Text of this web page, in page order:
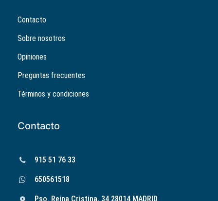
Contacto
Sobre nosotros
Opiniones
Preguntas frecuentes
Términos y condiciones
Contacto
915 51 76 33
650561518
Pso. Reina Cristina, 34 28014 MADRID